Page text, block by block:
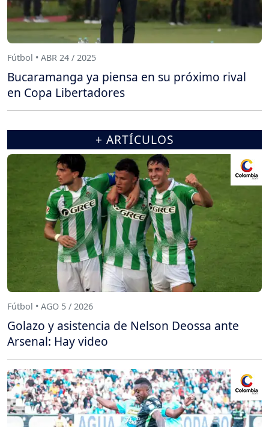
Fútbol • ABR 24 / 2025
Bucaramanga ya piensa en su próximo rival
en Copa Libertadores
+ ARTÍCULOS
Fútbol • AGO 5 / 2026
Golazo y asistencia de Nelson Deossa ante
Arsenal: Hay video